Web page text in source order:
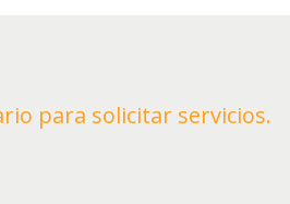
para solicitar servicios.